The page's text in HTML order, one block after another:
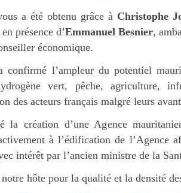
a été obtenu grâce à Christophe
présence d’Emmanuel Besnier,
économique.
a confirmé l’ampleur du potentiel
vert, pêche, agriculture,
des acteurs français malgré leurs
la création d’une Agence
à l’édification de l’Agence
intérêt par l’ancien ministre de la
hôte pour la qualité et la densité